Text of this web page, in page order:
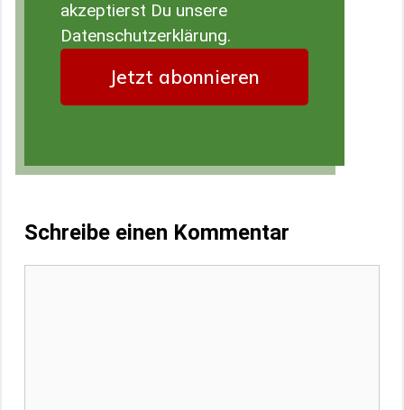
akzeptierst Du unsere
Datenschutzerklärung.
Schreibe einen Kommentar